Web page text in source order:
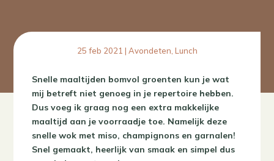
25 feb 2021 | Avondeten Lunch
Snelle maaltijden bomvol groenten kun je wat
mij betreft niet genoeg in je repertoire hebben.
Dus voeg ik graag nog een extra makkelijke
maaltijd aan je voorraadje toe. Namelijk deze
snelle wok met miso, champignons en garnalen!
Snel gemaakt, heerlijk van smaak en simpel dus